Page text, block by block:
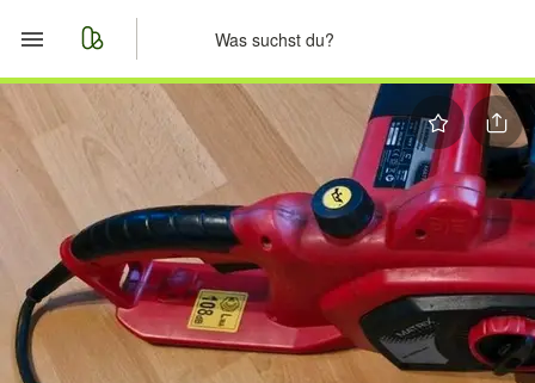
Merkliste
Nachrichten
Anzeige aufgeben